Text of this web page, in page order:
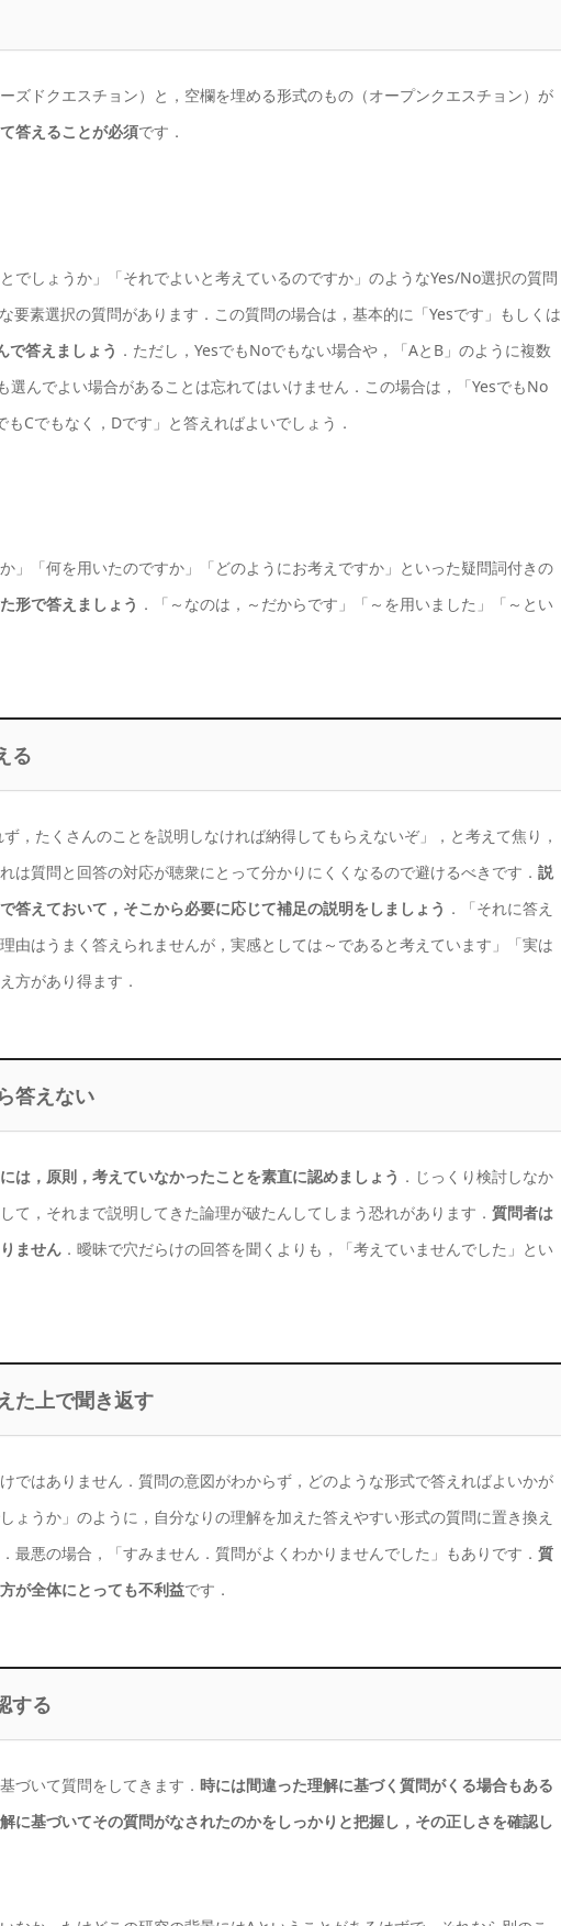
ズドクエスチョン）と，空欄を埋める形式のもの（オープンクエスチョン）が
答えることが必須です．
でしょうか」「それでよいと考えているのですか」のようなYes/No選択の質問
要素選択の質問があります．この質問の場合は，基本的に「Yesです」もしくは
で答えましょう ．ただし，YesでもNoでもない場合や，「AとB」のように複数
んでよい場合があることは忘れてはいけません．この場合は，「YesでもNo
Cでもなく，Dです」と答えればよいでしょう．
」「何を用いたのですか」「どのようにお考えですか」といった疑問詞付きの
形で答えましょう ．「～なのは，～だからです」「～を用いました」「～とい
る
，たくさんのことを説明しなければ納得してもらえないぞ」，と考えて焦り，
は質問と回答の対応が聴衆にとって分かりにくくなるので避けるべきです． 説
答えておいて，そこから必要に応じて補足の説明をしましょう ．「それに答え
由はうまく答えられませんが，実感としては～であると考えています」「実は
方があり得ます．
答えない
は，原則，考えていなかったことを素直に認めましょう ．じっくり検討しなか
て，それまで説明してきた論理が破たんしてしまう恐れがあります． 質問者は
ません ．曖昧で穴だらけの回答を聞くよりも，「考えていませんでした」とい
た上で聞き返す
ではありません．質問の意図がわからず，どのような形式で答えればよいかが
ょうか」のように，自分なりの理解を加えた答えやすい形式の質問に置き換え
最悪の場合，「すみません．質問がよくわかりませんでした」もありです． 質
が全体にとっても不利益です．
する
づいて質問をしてきます． 時には間違った理解に基づく質問がくる場合もある
に基づいてその質問がなされたのかをしっかりと把握し，その正しさを確認し